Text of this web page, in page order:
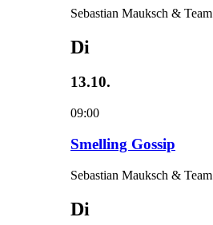
Sebastian Mauksch & Team
Di
13.10.
09:00
Smelling Gossip
Sebastian Mauksch & Team
Di